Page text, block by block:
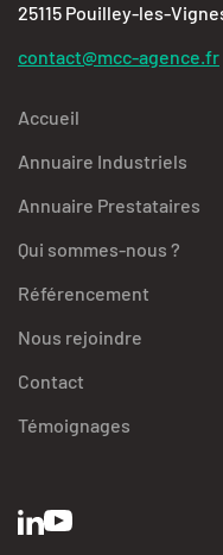
25115 Pouilley-les-
contact@mcc-agence.fr
Accueil
Annuaire Industriels
Annuaire Prestataires
Qui sommes-nous ?
Référencement
Nous rejoindre
Contact
Témoignages